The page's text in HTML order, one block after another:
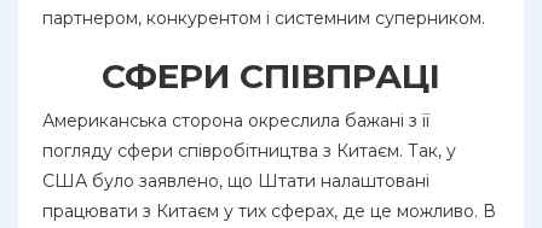
партнером, конкурентом і системним суперником.
СФЕРИ СПІВПРАЦІ
Американська сторона окреслила бажані з її
погляду сфери співробітництва з Китаєм. Так, у
США було заявлено, що Штати налаштовані
працювати з Китаєм у тих сферах, де це можливо. В